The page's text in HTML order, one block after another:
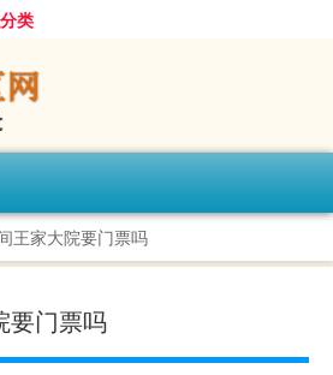
类
王家大院要门票吗
要门票吗